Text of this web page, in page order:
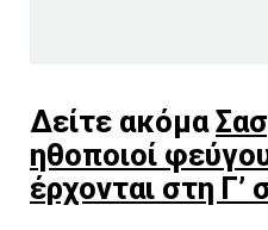
Δείτε ακόμα
ηθοποιοί
έρχονται στη Γ’